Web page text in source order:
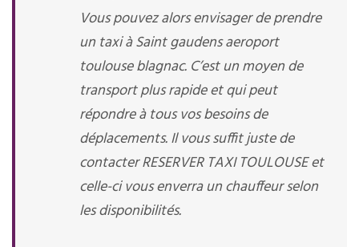
Vous pouvez alors envisager de prendre
un taxi à Saint gaudens aeroport
toulouse blagnac. C’est un moyen de
transport plus rapide et qui peut
répondre à tous vos besoins de
déplacements. Il vous suffit juste de
contacter RESERVER TAXI TOULOUSE et
celle-ci vous enverra un chauffeur selon
les disponibilités.